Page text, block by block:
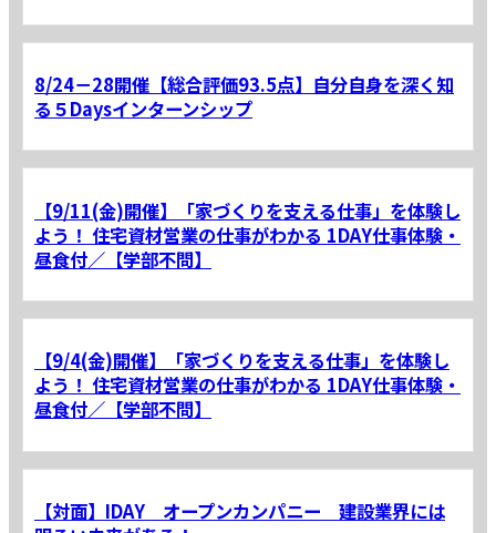
8/24－28開催【総合評価93.5点】自分自身を深く知
る５Daysインターンシップ
【9/11(金)開催】「家づくりを支える仕事」を体験し
よう！ 住宅資材営業の仕事がわかる 1DAY仕事体験・
昼食付／【学部不問】
【9/4(金)開催】「家づくりを支える仕事」を体験し
よう！ 住宅資材営業の仕事がわかる 1DAY仕事体験・
昼食付／【学部不問】
【対面】IDAY オープンカンパニー 建設業界には